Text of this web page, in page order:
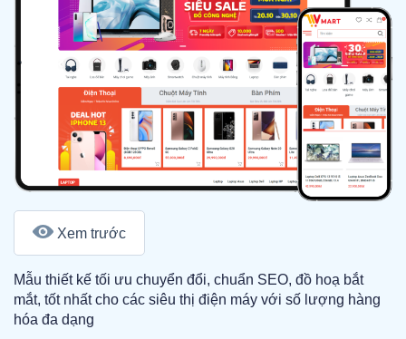
Xem trước
Mẫu thiết kế tối ưu chuyển đổi, chuẩn SEO, đồ hoạ bắt
mắt, tốt nhất cho các siêu thị điện máy với số lượng hàng
hóa đa dạng